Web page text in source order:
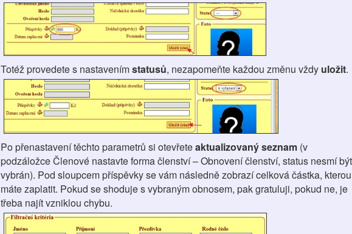
Totéž provedete s nastavenímstatusů, nezapomeňte každou změnu vždy uložit.
Po přenastavení těchto parametrů si otevřeteaktualizovaný seznam(v
podzáložce Členové nastavte forma členství – Obnovení členství, status nesmí být
vybrán). Pod sloupcem příspěvky se vám následně zobrazí celková částka, kterou
máte zaplatit. Pokud se shoduje s vybraným obnosem, pak gratuluji, pokud ne, je
třeba najít vzniklou chybu.